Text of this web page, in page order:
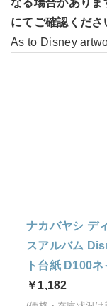
にてご確認くださ
As to Disney
ナカバヤシ デ
スアルバム
ト台紙 D100
￥1,182